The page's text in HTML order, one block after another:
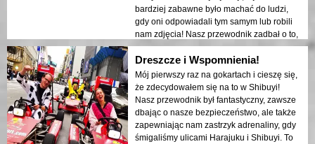
Dla kogoś z ograniczonym czasem, cieszę
się, że nie siedziałem tylko na lotnisku, a
teraz na pewno wrócę do Japonii, aby
cieszyć się jeszcze bardziej. I z pewnością
znowu będę jeździł na gokartach!
bardziej zabawne było machać do ludzi,
gdy oni odpowiadali tym samym lub robili
nam zdjęcia! Nasz przewodnik zadbał o to,
aby wszystko przebiegało gładko i
bezpiecznie, i nie mogłem prosić o lepsze
doświadczenie. To zdecydowanie
niezapomniany sposób na odkrywanie
Shibuya i doświadczanie energii miasta.
Gorąco polecam każdemu, kto odwiedza
Tokio!
Dreszcze i Wspomnienia!
Mój pierwszy raz na gokartach i cieszę się,
że zdecydowałem się na to w Shibuyi!
Nasz przewodnik był fantastyczny, zawsze
dbając o nasze bezpieczeństwo, ale także
zapewniając nam zastrzyk adrenaliny, gdy
śmigaliśmy ulicami Harajuku i Shibuyi. To